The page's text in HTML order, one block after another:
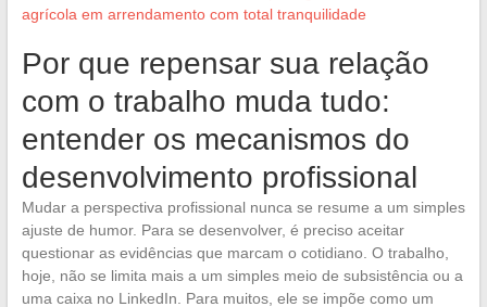
agrícola em arrendamento com total tranquilidade
Por que repensar sua relação
com o trabalho muda tudo:
entender os mecanismos do
desenvolvimento profissional
Mudar a perspectiva profissional nunca se resume a um simples
ajuste de humor. Para se desenvolver, é preciso aceitar
questionar as evidências que marcam o cotidiano. O trabalho,
hoje, não se limita mais a um simples meio de subsistência ou a
uma caixa no LinkedIn. Para muitos, ele se impõe como um